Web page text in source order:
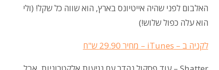
האלבום לפני שהיה אייטיונס בארץ, הוא שווה כל שקל! (ולי
הוא עלה כפול שלוש!)
לקניה ב – iTunes – מחיר 29.90 ש"ח